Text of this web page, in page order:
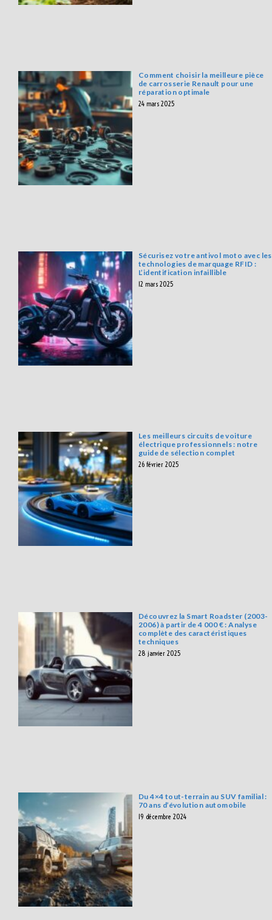
Comment choisir la meilleure pièce
de carrosserie Renault pour une
réparation optimale
24 mars 2025
Sécurisez votre antivol moto avec les
technologies de marquage RFID :
L’identification infaillible
12 mars 2025
Les meilleurs circuits de voiture
électrique professionnels : notre
guide de sélection complet
26 février 2025
Découvrez la Smart Roadster (2003-
2006) à partir de 4 000 € : Analyse
complète des caractéristiques
techniques
28 janvier 2025
Du 4×4 tout-terrain au SUV familial :
70 ans d’évolution automobile
19 décembre 2024